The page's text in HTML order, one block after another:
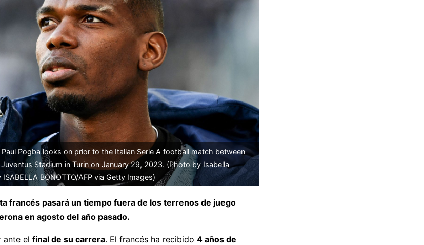
Pogba looks on prior to the Italian Serie A football match between
Stadium in Turin on January 29, 2023. (Photo by Isabella
BONOTTO/AFP via Getty Images)
francés pasará un tiempo fuera de los terrenos de juego
en agosto del año pasado.
ante el final de su carrera. El francés ha recibido 4 años de